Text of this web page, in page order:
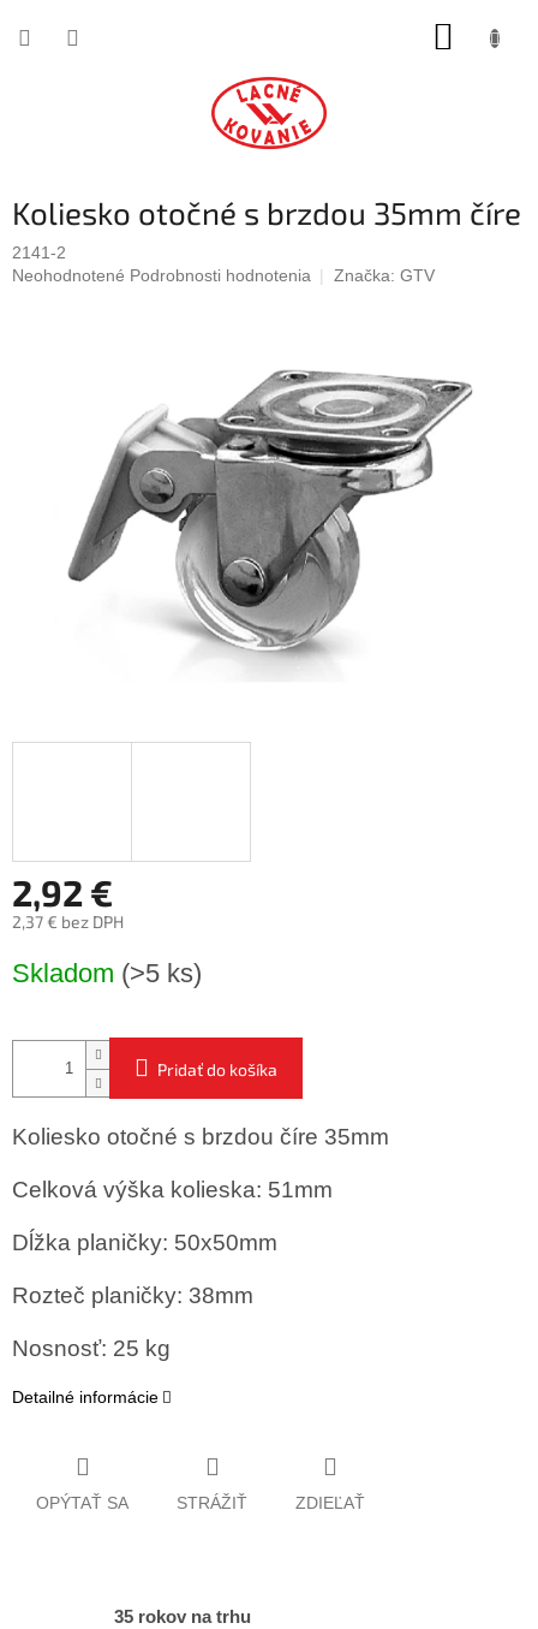
Koliesko otočné s brzdou 35mm číre
2141-2
Priemerné
Neohodnotené Podrobnosti hodnotenia Značka: GTV
2,92 €
2,37 € bez DPH
cena:
Skladom (>5 ks)
Pridať do košíka
Koliesko otočné s brzdou číre 35mm
Celková výška kolieska: 51mm
Dĺžka planičky: 50x50mm
Rozteč planičky: 38mm
Nosnosť: 25 kg
Detailné informácie
OPÝTAŤ SA STRÁŽIŤ ZDIEĽAŤ
35 rokov na trhu